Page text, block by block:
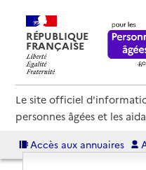
RÉPUBLIQUE
FRANÇAISE
Le site officiel
personnes âgées et les
Accès aux annuaires